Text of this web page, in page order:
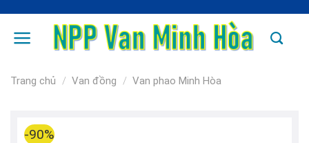
content
Trang chủ / Van đồng / Van phao Minh Hòa
-90%